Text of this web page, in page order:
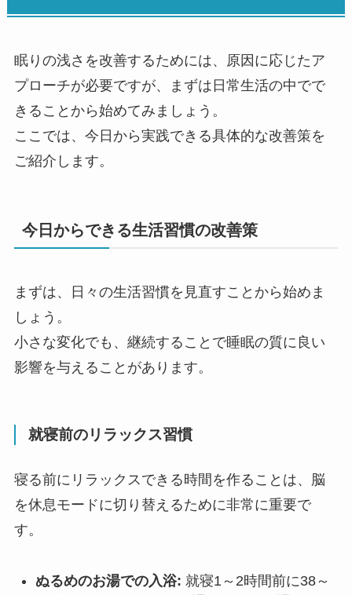
眠りの浅さを改善するためには、原因に応じたア
プローチが必要ですが、まずは日常生活の中でで
きることから始めてみましょう。
ここでは、今日から実践できる具体的な改善策を
ご紹介します。
今日からできる生活習慣の改善策
まずは、日々の生活習慣を見直すことから始めま
しょう。
小さな変化でも、継続することで睡眠の質に良い
影響を与えることがあります。
就寝前のリラックス習慣
寝る前にリラックスできる時間を作ることは、脳
を休息モードに切り替えるために非常に重要で
す。
ぬるめのお湯での入浴: 就寝1～2時間前に38～